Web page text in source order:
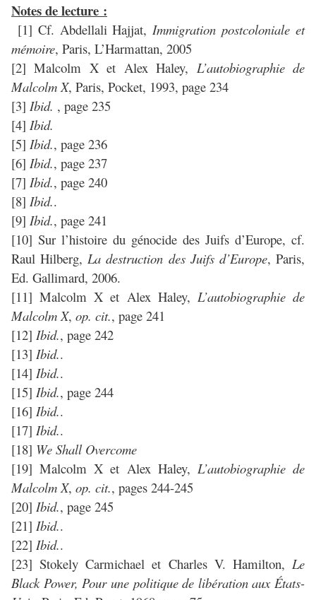
Notes de lecture :
[1] Cf. Abdellali Hajjat,Immigration postcoloniale et
mémoire, Paris, L’Harmattan, 2005
[2] Malcolm X et Alex Haley, L’autobiographie de
Malcolm X, Paris, Pocket, 1993, page 234
[3] Ibid. , page 235
[4] Ibid.
[5] Ibid., page 236
[6] Ibid., page 237
[7] Ibid., page 240
[8] Ibid..
[9] Ibid., page 241
[10] Sur l’histoire du génocide des Juifs d’Europe, cf.
Raul Hilberg,La destruction des Juifs d’Europe, Paris,
Ed. Gallimard, 2006.
[11] Malcolm X et Alex Haley, L’autobiographie de
Malcolm X, op. cit., page 241
[12] Ibid., page 242
[13] Ibid..
[14] Ibid..
[15] Ibid., page 244
[16] Ibid..
[17] Ibid..
[18] We Shall Overcome
[19] Malcolm X et Alex Haley, L’autobiographie de
Malcolm X, op. cit., pages 244-245
[20] Ibid., page 245
[21] Ibid..
[22] Ibid..
[23] Stokely Carmichael et Charles V. Hamilton, Le
Black Power, Pour une politique de libération aux États-